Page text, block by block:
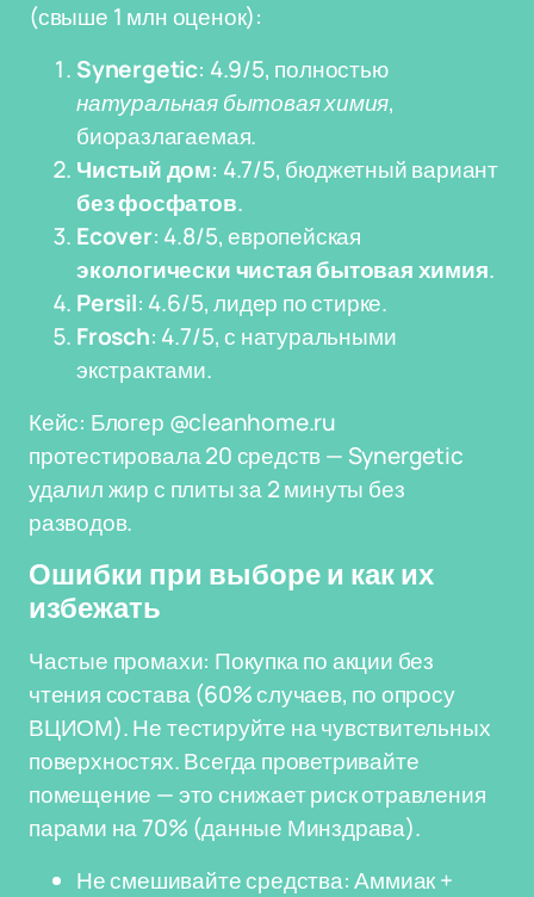
(свыше 1 млн оценок):
Synergetic: 4.9/5, полностью
натуральная бытовая химия,
биоразлагаемая.
Чистый дом: 4.7/5, бюджетный вариант
без фосфатов.
Ecover: 4.8/5, европейская
экологически чистая бытовая химия.
Persil: 4.6/5, лидер по стирке.
Frosch: 4.7/5, с натуральными
экстрактами.
Кейс: Блогер @cleanhome.ru
протестировала 20 средств — Synergetic
удалил жир с плиты за 2 минуты без
разводов.
Ошибки при выборе и как их
избежать
Частые промахи: Покупка по акции без
чтения состава (60% случаев, по опросу
ВЦИОМ). Не тестируйте на чувствительных
поверхностях. Всегда проветривайте
помещение — это снижает риск отравления
парами на 70% (данные Минздрава).
Не смешивайте средства: Аммиак +